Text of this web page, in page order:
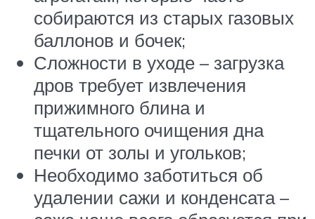
собираются из старых газовых
баллонов и бочек;
Сложности в уходе – загрузка
дров требует извлечения
прижимного блина и
тщательного очищения дна
печки от золы и угольков;
Необходимо заботиться об
удалении сажи и конденсата –